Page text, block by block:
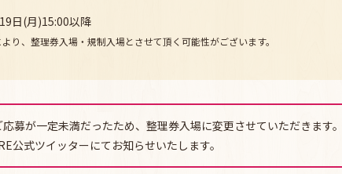
日(月)15:00以降
り、整理券入場・規制入場とさせて頂く可能性がございます。
募が一定未満だったため、整理券入場に変更させていただきます。
公式ツイッターにてお知らせいたします。